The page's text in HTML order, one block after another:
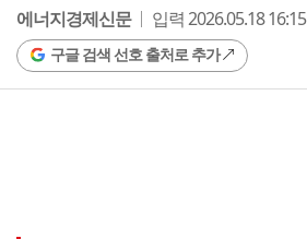
에너지경제신문
입력 2026.05.18 16:15
구글 검색 선호 출처로 추가